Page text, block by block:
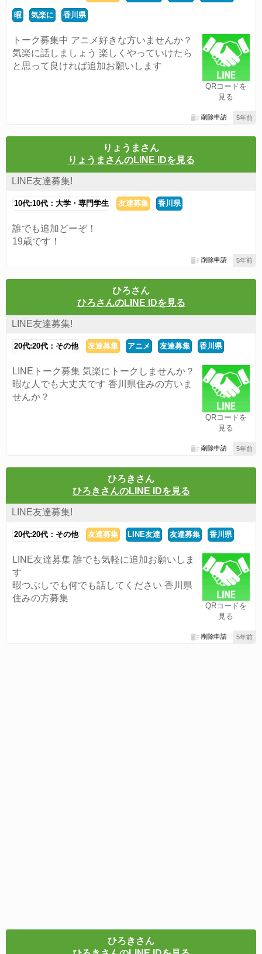
暇 気楽に 香川県
QRコードを
見る
トーク募集中 アニメ好きな方いませんか？
気楽に話しましょう 楽しくやっていけたら
と思って良ければ追加お願いします
5年前
削除申請
りょうまさん
りょうまさんのLINE IDを見る
LINE友達募集!
10代:10代：大学・専門学生 友達募集 香川県
誰でも追加どーぞ！
19歳です！
5年前
削除申請
ひろさん
ひろさんのLINE IDを見る
LINE友達募集!
20代:20代：その他 友達募集 アニメ 友達募集 香川県
QRコードを
見る
LINEトーク募集 気楽にトークしませんか？
暇な人でも大丈夫です 香川県住みの方いま
せんか？
5年前
削除申請
ひろきさん
ひろきさんのLINE IDを見る
LINE友達募集!
20代:20代：その他 友達募集 LINE友達 友達募集 香川県
QRコードを
見る
LINE友達募集 誰でも気軽に追加お願いしま
す
暇つぶしでも何でも話してください 香川県
住みの方募集
5年前
削除申請
ひろきさん